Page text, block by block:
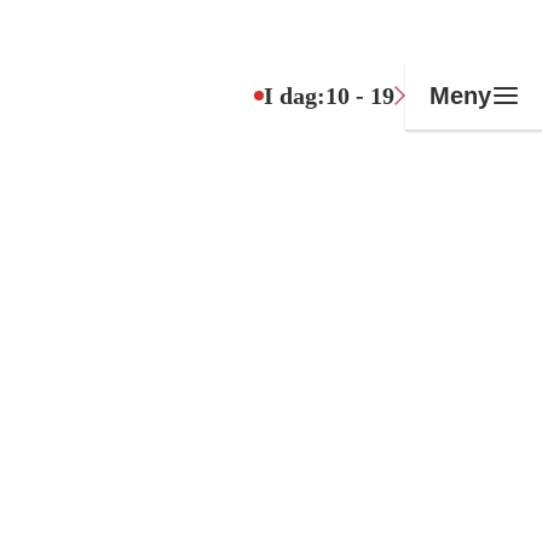
I dag:10 - 19 Meny